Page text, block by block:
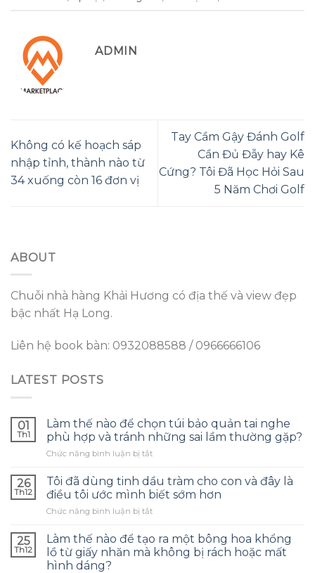
ADMIN
Không có kế hoạch sáp
nhập tỉnh, thành nào từ
34 xuống còn 16 đơn vị
Tay Cầm Gậy Đánh Golf
Cần Đủ Đẫy hay Kê
Cứng? Tôi Đã Học Hỏi Sau
5 Năm Chơi Golf
ABOUT
Chuỗi nhà hàng Khải Hương có địa thế và view đẹp
bậc nhất Hạ Long.
Liên hệ book bàn: 0932088588 / 0966666106
LATEST POSTS
01
Th1
Làm thế nào để chọn túi bảo quản tai nghe
phù hợp và tránh những sai lầm thường gặp?
Chức năng bình luận bị tắtở
thế
nào
để
chọn
bảo
quản
26
Th12
Tôi đã dùng tinh dầu tràm cho con và đây là
điều tôi ước mình biết sớm hơn
Chức năng bình luận bị tắtở
dùng
tinh
25
Th12
Làm thế nào để tạo ra một bông hoa khổng
lồ từ giấy nhăn mà không bị rách hoặc mất
hình dáng?